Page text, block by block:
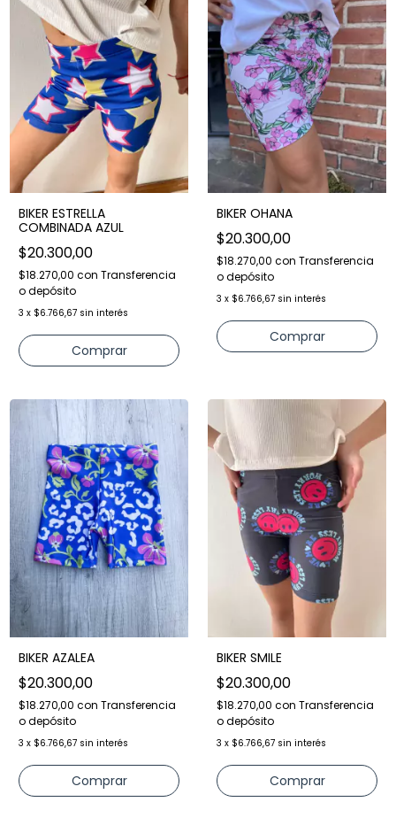
BIKER ESTRELLA
COMBINADA AZUL
$20.300,00
$18.270,00 con Transferencia
o depósito
3 x $6.766,67 sin interés
Comprar
BIKER OHANA
$20.300,00
$18.270,00 con Transferencia
o depósito
3 x $6.766,67 sin interés
Comprar
BIKER AZALEA
$20.300,00
$18.270,00 con Transferencia
o depósito
3 x $6.766,67 sin interés
Comprar
BIKER SMILE
$20.300,00
$18.270,00 con Transferencia
o depósito
3 x $6.766,67 sin interés
Comprar